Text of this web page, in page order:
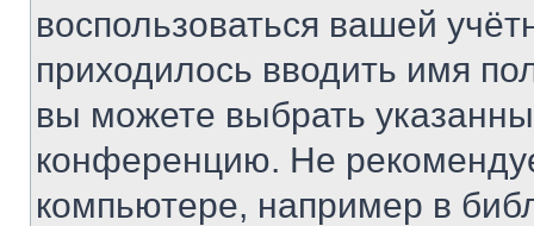
воспользоваться вашей
приходилось вводить имя
вы можете выбрать
конференцию. Не
компьютере, например в